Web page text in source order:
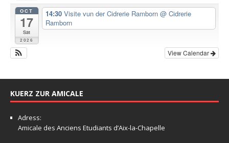
OCT
17
Sat
2026
14:30 Visite vun der Cidrerie Ramborn @ Cidrerie
Ramborn
View Calendar
KUERZ ZUR AMICALE
Adress:
Amicale des Anciens Etudiants d’Aix-la-Chapelle